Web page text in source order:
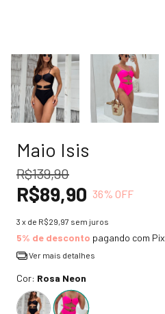
Maio Isis
R$139,90
R$89,90 36% OFF
3 x de R$29,97 sem juros
5% de desconto pagando com Pix
Ver mais detalhes
Cor: Rosa Neon